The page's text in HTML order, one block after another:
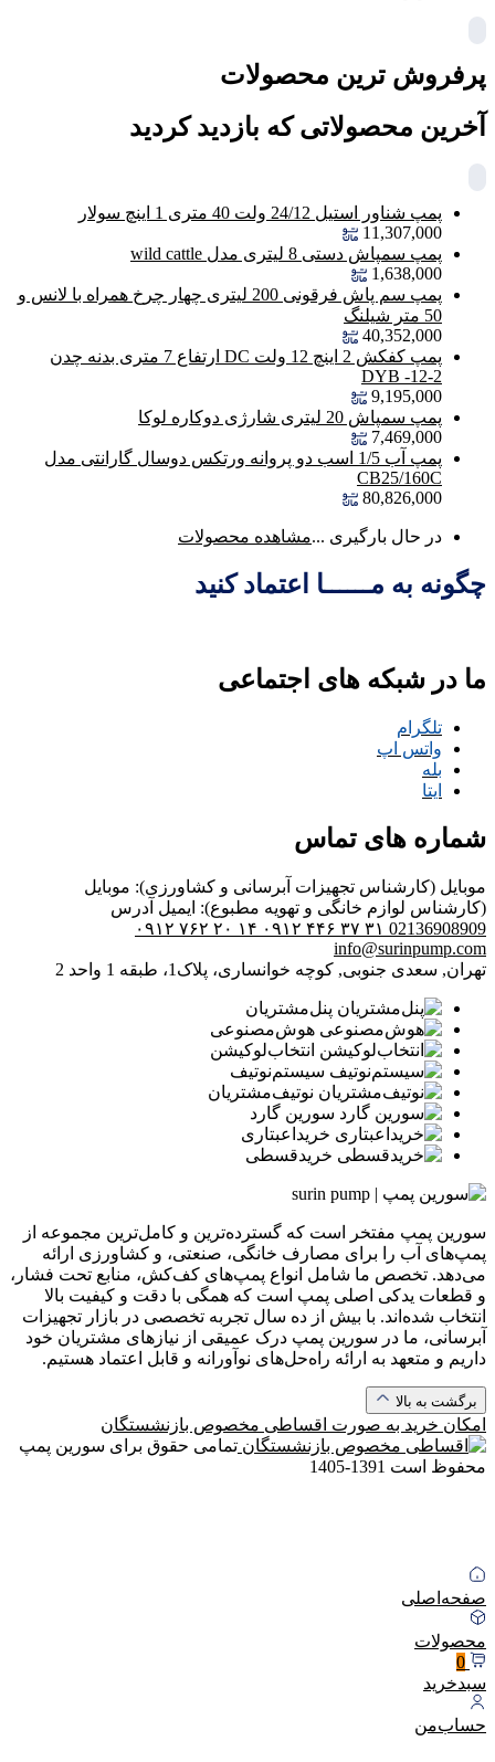
پرفروش ترین محصولات
آخرین محصولاتی که بازدید کردید
پمپ شناور استیل 24/12 ولت 40 متری 1 اینچ سولار
11,307,000
پمپ سمپاش دستی 8 لیتری مدل wild cattle
1,638,000
پمپ سم پاش فرقونی 200 لیتری چهار چرخ همراه با لانس و
50 متر شیلنگ
40,352,000
پمپ کفکش 2 اینچ 12 ولت DC ارتفاع 7 متری بدنه چدن
DYB -12-2
9,195,000
پمپ سمپاش 20 لیتری شارژی دوکاره لوکا
7,469,000
پمپ آب 1/5 اسب دو پروانه ورتکس دوسال گارانتی مدل
CB25/160C
80,826,000
در حال بارگیری ...مشاهده محصولات
چگونه به مــــــا اعتماد کنید
ما در شبکه های اجتماعی
تلگرام
واتس اپ
بله
ایتا
شماره های تماس
موبایل (کارشناس تجهیزات آبرسانی و کشاورزی): موبایل
(کارشناس لوازم خانگی و تهویه مطبوع): ایمیل آدرس
02136908909 ۰۹۱۲ ۴۴۶ ۳۷ ۳۱ ۰۹۱۲ ۷۶۲ ۲۰ ۱۴
info@surinpump.com
تهران, سعدی جنوبی, کوچه خوانساری، پلاک1، طبقه 1 واحد 2
پنل‌مشتریان
هوش‌مصنوعی
انتخاب‌لوکیشن
سیستم‌نوتیف
نوتیف‌مشتریان
سورین گارد
خرید‌اعبتاری
خرید‌قسطی
سورین پمپ مفتخر است که گسترده‌ترین و کامل‌ترین مجموعه از
پمپ‌های آب را برای مصارف خانگی، صنعتی، و کشاورزی ارائه
می‌دهد. تخصص ما شامل انواع پمپ‌های کف‌کش، منابع تحت فشار،
و قطعات یدکی اصلی پمپ است که همگی با دقت و کیفیت بالا
انتخاب شده‌اند. با بیش از ده سال تجربه تخصصی در بازار تجهیزات
آبرسانی، ما در سورین پمپ درک عمیقی از نیازهای مشتریان خود
داریم و متعهد به ارائه راه‌حل‌های نوآورانه و قابل اعتماد هستیم.
برگشت به بالا
امکان خرید به صورت اقساطی مخصوص بازنشستگان
تمامی حقوق برای سورین پمپ
محفوظ است 1391-1405
صفحه‌اصلی
محصولات
0
سبد‌خرید
حساب‌من